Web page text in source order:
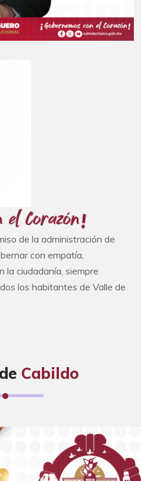
de la administración de
con empatía,
la ciudadanía, siempre
los habitantes de Valle de
Cabildo